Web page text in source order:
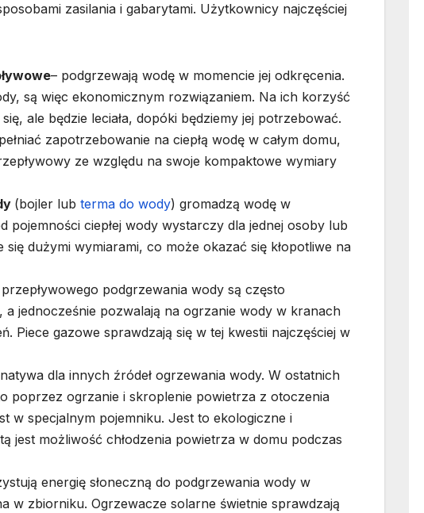
zasilania i gabarytami. Użytkownicy najczęściej
– podgrzewają wodę w momencie jej odkręcenia.
są więc ekonomicznym rozwiązaniem. Na ich korzyść
ale będzie leciała, dopóki będziemy jej potrzebować.
zapotrzebowanie na ciepłą wodę w całym domu,
ze względu na swoje kompaktowe wymiary
(bojler lub terma do wody) gromadzą wodę w
pojemności ciepłej wody wystarczy dla jednej osoby lub
dużymi wymiarami, co może okazać się kłopotliwe na
podgrzewania wody są często
a jednocześnie pozwalają na ogrzanie wody w kranach
Piece gazowe sprawdzają się w tej kwestii najczęściej w
dla innych źródeł ogrzewania wody. W ostatnich
poprzez ogrzanie i skroplenie powietrza z otoczenia
w specjalnym pojemniku. Jest to ekologiczne i
jest możliwość chłodzenia powietrza w domu podczas
energię słoneczną do podgrzewania wody w
w zbiorniku. Ogrzewacze solarne świetnie sprawdzają